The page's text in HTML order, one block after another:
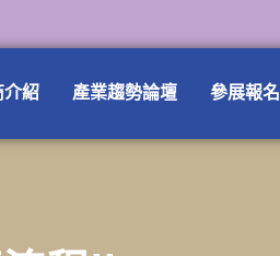
介紹 產業趨勢論壇 參展報名